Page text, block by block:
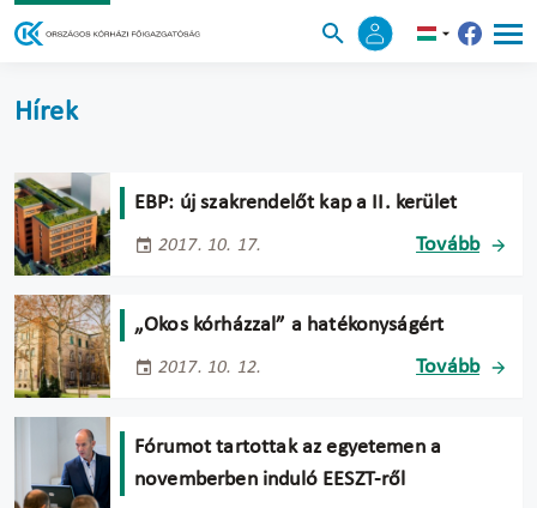
Hírek
EBP: új szakrendelőt kap a II. kerület
2017. 10. 17. Tovább
„Okos kórházzal” a hatékonyságért
2017. 10. 12. Tovább
Fórumot tartottak az egyetemen a
novemberben induló EESZT-ről